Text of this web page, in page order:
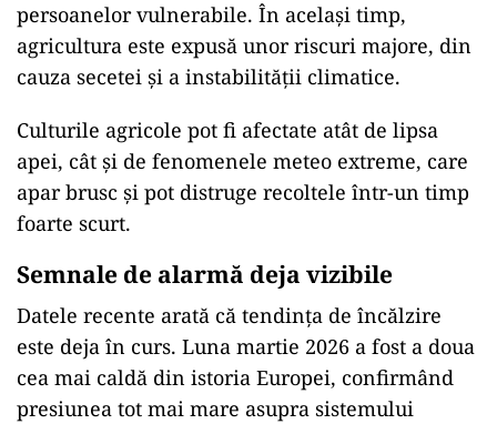
persoanelor vulnerabile. În același timp,
agricultura este expusă unor riscuri majore, din
cauza secetei și a instabilității climatice.
Culturile agricole pot fi afectate atât de lipsa
apei, cât și de fenomenele meteo extreme, care
apar brusc și pot distruge recoltele într-un timp
foarte scurt.
Semnale de alarmă deja vizibile
Datele recente arată că tendința de încălzire
este deja în curs. Luna martie 2026 a fost a doua
cea mai caldă din istoria Europei, confirmând
presiunea tot mai mare asupra sistemului